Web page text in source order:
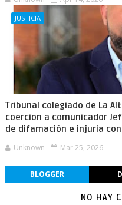
JUSTICIA
Tribunal colegiado de La
coercion a comunicador
de difamación e injuria
Unknown Mar 25, 2026
BLOGGER
NO HAY